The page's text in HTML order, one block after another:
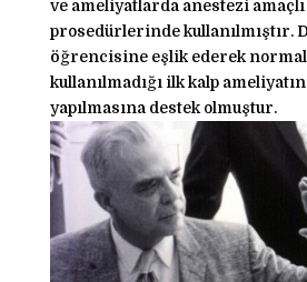
ve ameliyatlarda anestezi
prosedürlerinde kullanılmıştır.
öğrencisine eşlik ederek
kullanılmadığı ilk kalp
yapılmasına destek olmuştur.